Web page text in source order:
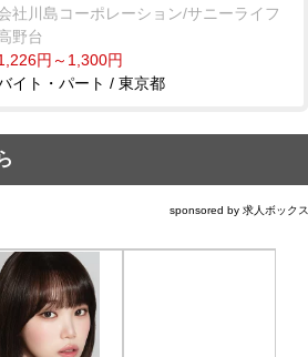
社川島コーポレーション/サニーライフ
野台
円～1,300円
イト・パート / 東京都
sponsored by 求人ボックス